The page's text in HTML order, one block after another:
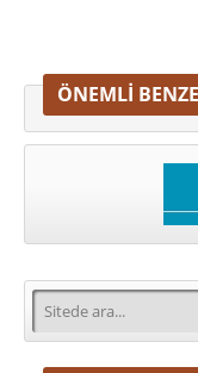
ÖNEMLI